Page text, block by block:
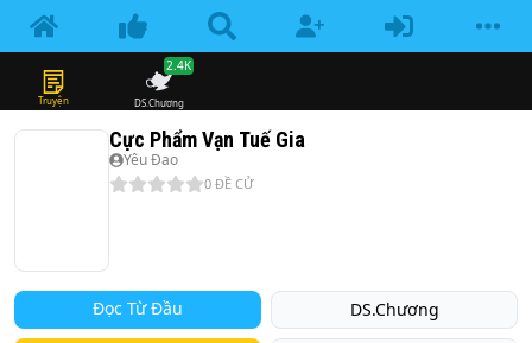
Truyện DS.Chương
2.4K
Cực Phẩm Vạn Tuế Gia
Yêu Đao
0 ĐỀ CỬ
Đọc Từ Đầu DS.Chương